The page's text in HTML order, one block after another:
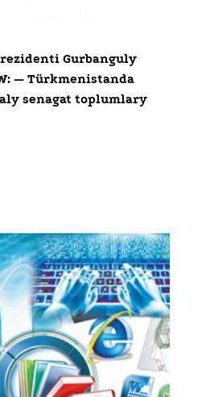
Gurbanguly
— Türkmenistanda
senagat toplumlary